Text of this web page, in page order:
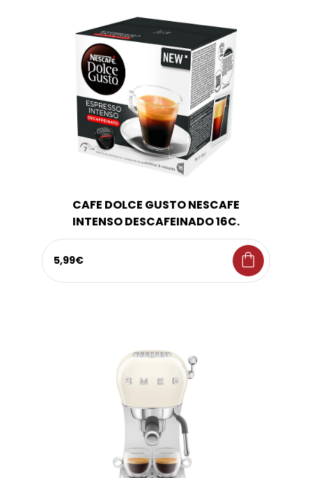
CAFE DOLCE GUSTO NESCAFE
INTENSO DESCAFEINADO 16C.
5,99€ shopping_bag